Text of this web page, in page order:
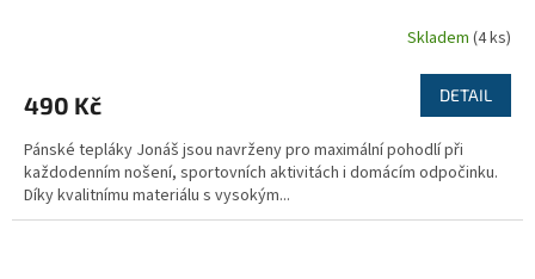
Skladem (4 ks)
490 Kč DETAIL
Pánské tepláky Jonáš jsou navrženy pro maximální pohodlí při
každodenním nošení, sportovních aktivitách i domácím odpočinku.
Díky kvalitnímu materiálu s vysokým...